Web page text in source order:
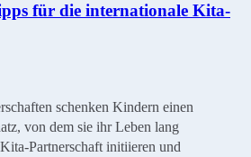
für die internationale Kita-
schenken Kindern einen
von dem sie ihr Leben lang
Partnerschaft initiieren und